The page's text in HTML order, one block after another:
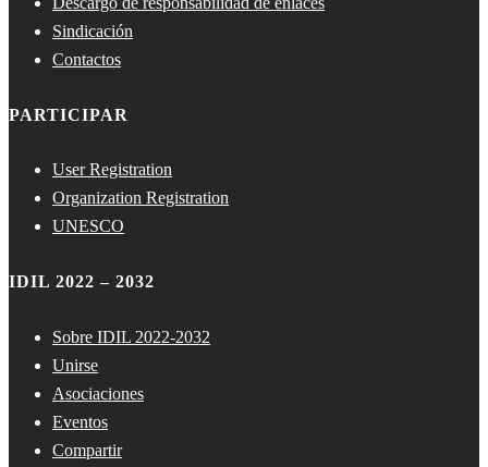
Sindicación
Contactos
PARTICIPAR
User Registration
Organization Registration
UNESCO
IDIL 2022 – 2032
Sobre IDIL 2022-2032
Unirse
Asociaciones
Eventos
Compartir